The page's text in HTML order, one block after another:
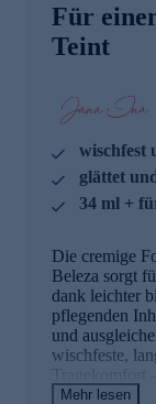
Für
Teint
wischfest
glättet
34 ml +
Die cremige
Beleza sorgt
dank leichter
pflegenden
und
wischfeste,
Tragekomfort
Mehr lesen